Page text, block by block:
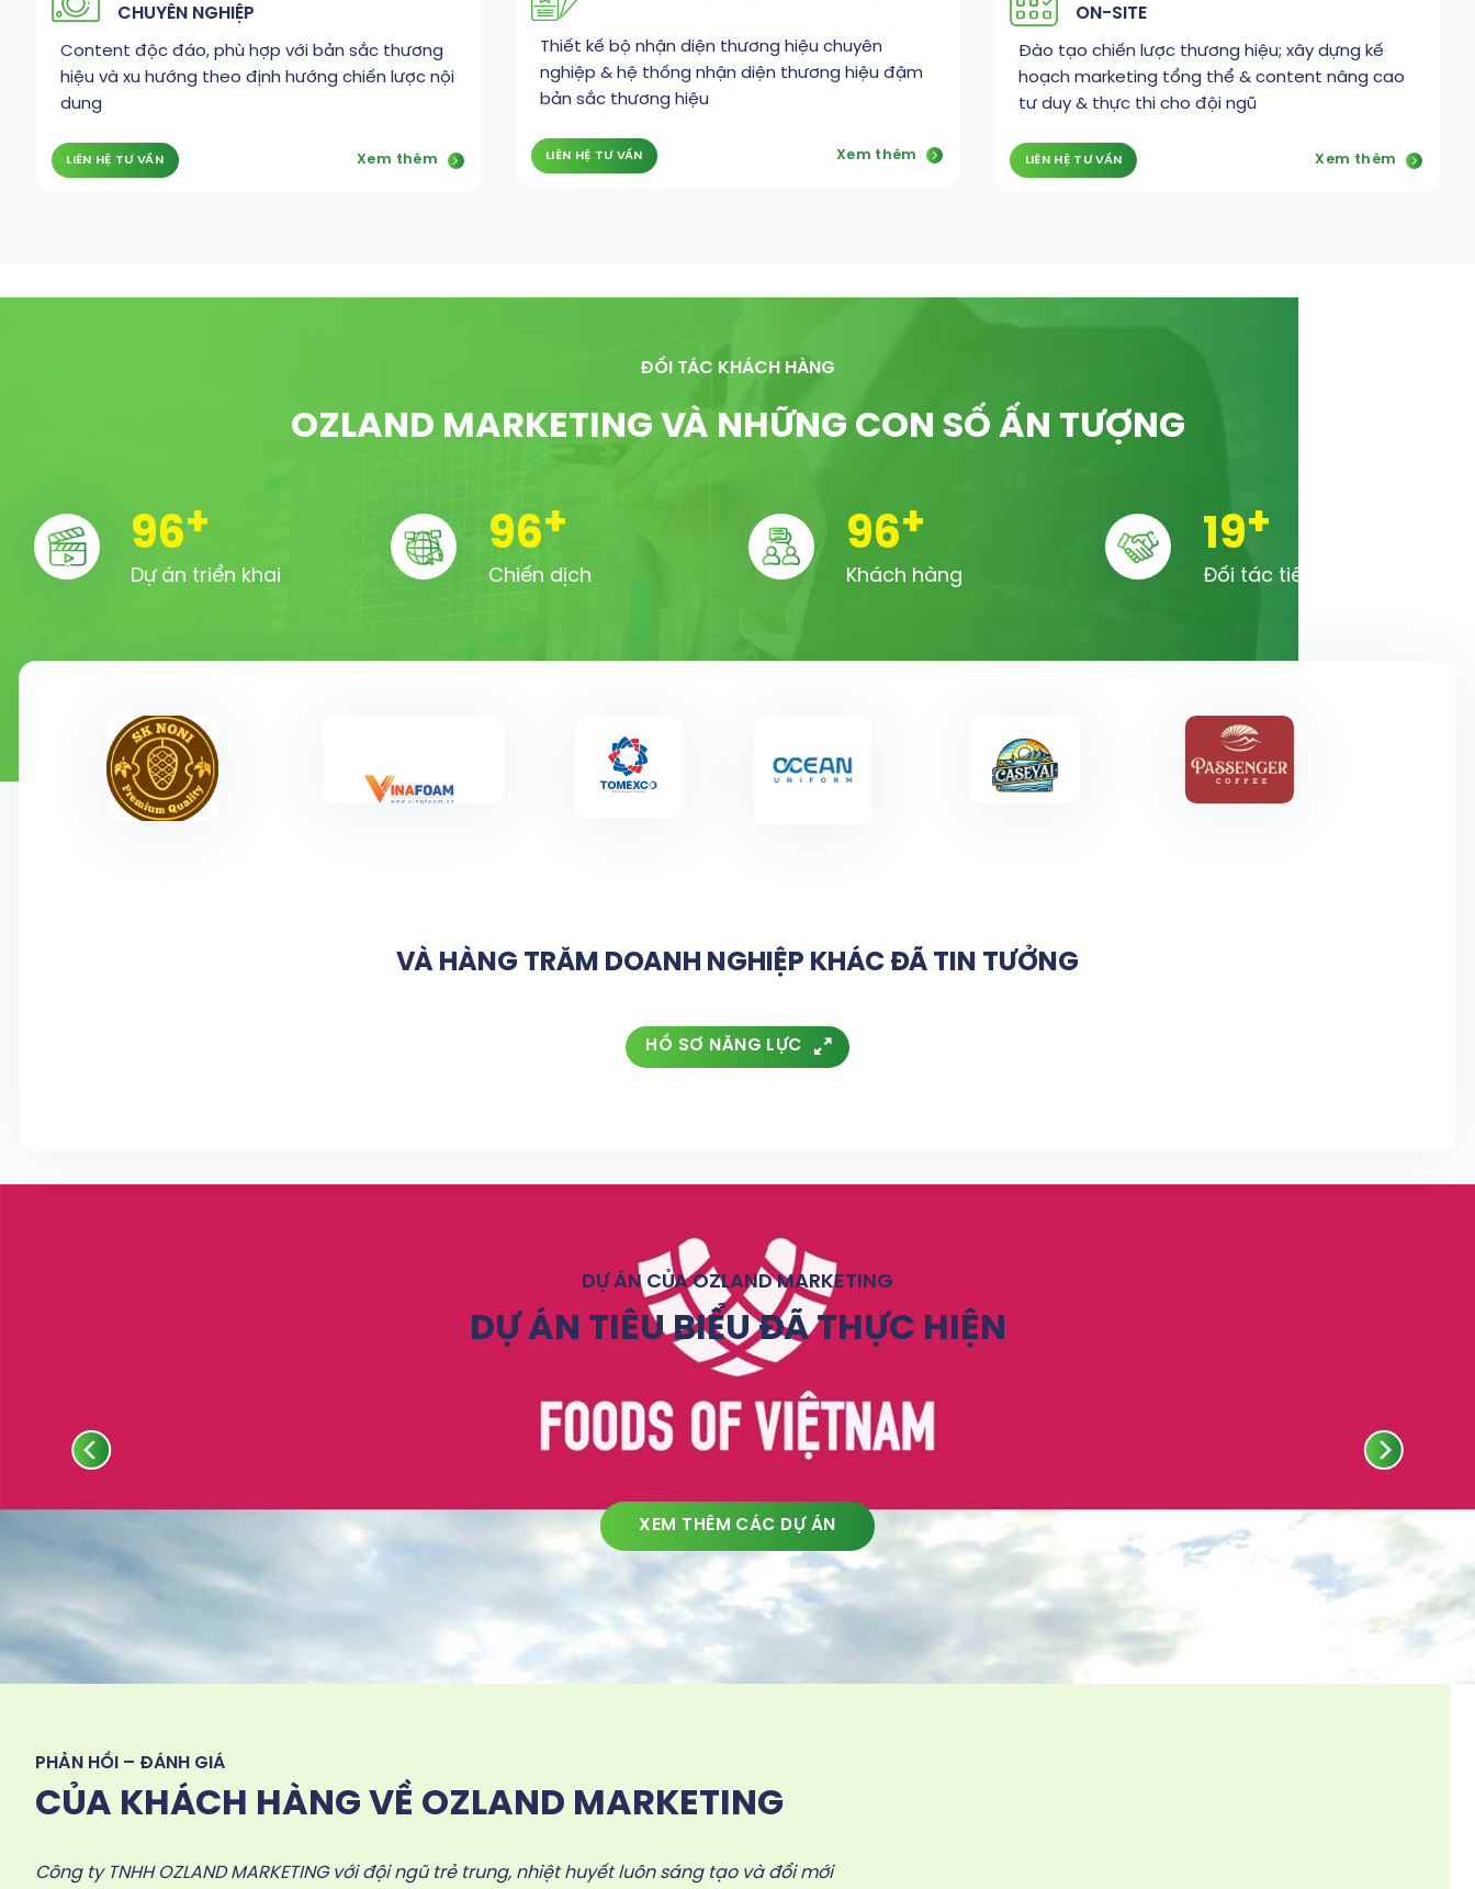
CHUYÊN NGHIỆP
Content độc đáo, phù hợp với bản sắc thương
hiệu và xu hướng theo định hướng chiến lược nội
dung
LIÊN HỆ TƯ VẤN Xem thêm
Thiết kế bộ nhận diện thương hiệu chuyên
nghiệp & hệ thống nhận diện thương hiệu đậm
bản sắc thương hiệu
LIÊN HỆ TƯ VẤN Xem thêm
ON-SITE
Đào tạo chiến lược thương hiệu; xây dựng kế
hoạch marketing tổng thể & content nâng cao
tư duy & thực thi cho đội ngũ
LIÊN HỆ TƯ VẤN Xem thêm
ĐỐI TÁC KHÁCH HÀNG
OZLAND MARKETING VÀ NHỮNG CON SỐ ẤN TƯỢNG
100+
Dự án triển khai
100+
Chiến dịch
100+
Khách hàng
20+
Đối tác tiêu biểu
VÀ HÀNG TRĂM DOANH NGHIỆP KHÁC ĐÃ TIN TƯỞNG
HỒ SƠ NĂNG LỰC
DỰ ÁN CỦA OZLAND MARKETING
DỰ ÁN TIÊU BIỂU ĐÃ THỰC HIỆN
XEM THÊM CÁC DỰ ÁN
PHẢN HỒI – ĐÁNH GIÁ
CỦA KHÁCH HÀNG VỀ OZLAND MARKETING
Công ty TNHH OZLAND MARKETING với đội ngũ trẻ trung, nhiệt huyết luôn sáng tạo và đổi mới